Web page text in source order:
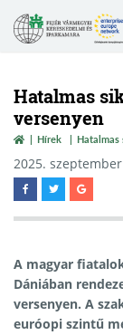
Hatalmas
versenyen
Hírek Hatalmas
2025.
A magyar
Dániában
versenyen. A
euróopi szintű